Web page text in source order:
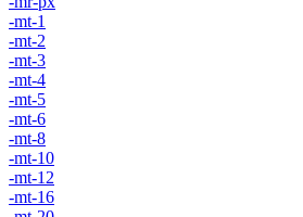
-mt-1
-mt-2
-mt-3
-mt-4
-mt-5
-mt-6
-mt-8
-mt-10
-mt-12
-mt-16